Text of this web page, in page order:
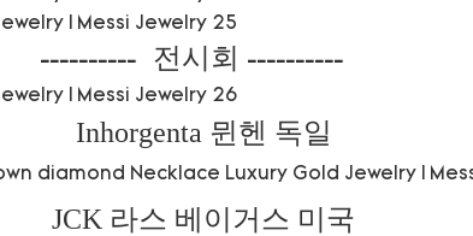
---------- 전시회 ----------
Inhorgenta 뮌헨 독일
JCK 라스 베이거스 미국